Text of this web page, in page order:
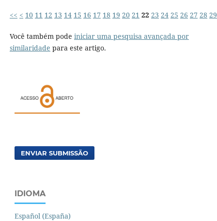
<< < 10 11 12 13 14 15 16 17 18 19 20 21 22 23 24 25 26 27 28 29
Você também pode iniciar uma pesquisa avançada por
similaridade para este artigo.
ENVIAR SUBMISSÃO
IDIOMA
Español (España)